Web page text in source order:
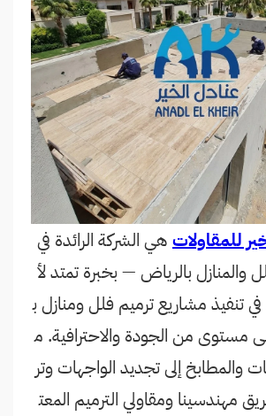
للمقاولات هي الشركة الرائدة في
والمنازل بالرياض — بخبرة تمتد لأ
12 عامًا في تنفيذ مشاريع ترميم فلل ومنازل ب
مستوى من الجودة والاحترافية. م
والمطابخ إلى تجديد الواجهات وتر
مهندسينا ومقاولي الترميم المعت